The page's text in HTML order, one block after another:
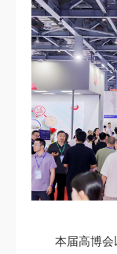
本届高博会